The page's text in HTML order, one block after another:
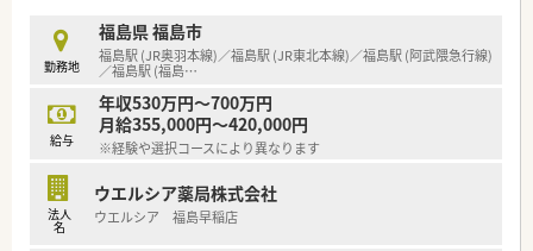
■マネジメント型と専門性追求型のキャリアパスが目指せる環
境です。
■家族やプライベートを大事にしながら働きたい方、キャリアを
磨きたい方皆様にお勧めです。
勤務地
福島県 福島市
福島駅 (JR奥羽本線)／福島駅 (JR東北本線)／福島駅 (阿武隈急行線)
／福島駅 (福島…
給与
年収530万円～700万円
月給355,000円～420,000円
※経験や選択コースにより異なります
法人
名
ウエルシア薬局株式会社
ウエルシア 福島早稲店